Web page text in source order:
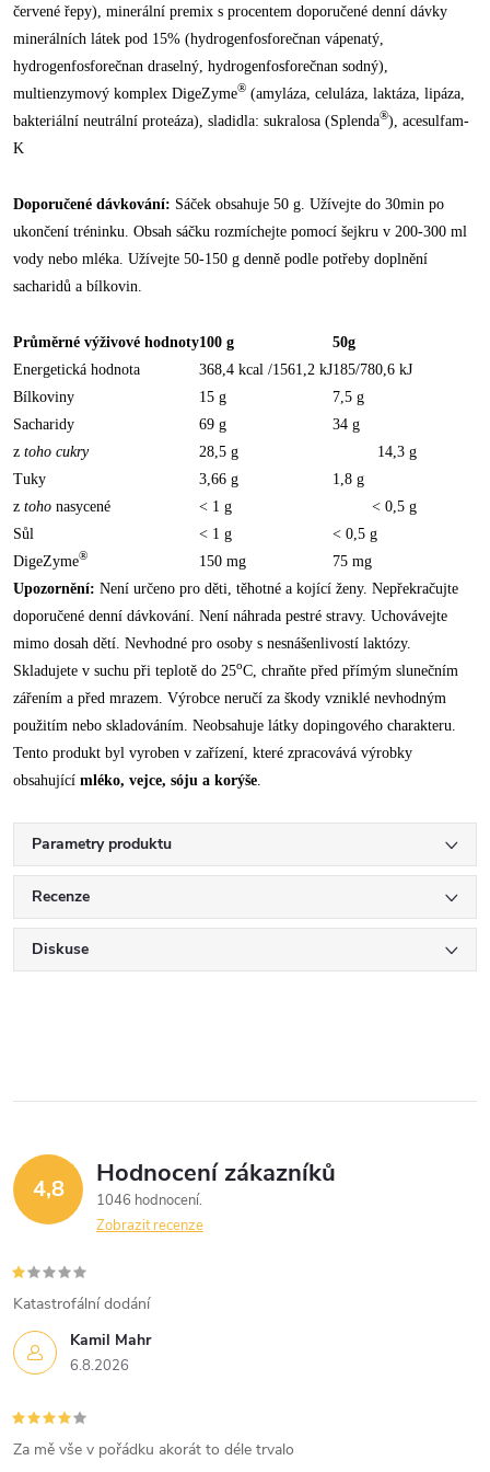
červené řepy), minerální premix s procentem doporučené denní dávky
minerálních látek pod 15% (hydrogenfosforečnan vápenatý,
hydrogenfosforečnan draselný, hydrogenfosforečnan sodný),
multienzymový komplex DigeZyme® (amyláza, celuláza, laktáza, lipáza,
bakteriální neutrální proteáza), sladidla: sukralosa (Splenda®), acesulfam-
K
Doporučené dávkování: Sáček obsahuje 50 g. Užívejte do 30min po
ukončení tréninku. Obsah sáčku rozmíchejte pomocí šejkru v 200-300 ml
vody nebo mléka. Užívejte 50-150 g denně podle potřeby doplnění
sacharidů a bílkovin.
Průměrné výživové hodnoty100 g
50g
Energetická hodnota
368,4 kcal /1561,2 kJ185/780,6 kJ
Bílkoviny
15 g
7,5 g
Sacharidy
69 g
34 g
z toho cukry 28,5 g
14,3 g
Tuky
3,66 g
1,8 g
z toho nasycené < 1 g
< 0,5 g
Sůl
< 1 g
< 0,5 g
DigeZyme® 150 mg
75 mg
Upozornění: Není určeno pro děti, těhotné a kojící ženy. Nepřekračujte
doporučené denní dávkování. Není náhrada pestré stravy. Uchovávejte
mimo dosah dětí. Nevhodné pro osoby s nesnášenlivostí laktózy.
Skladujete v suchu při teplotě do 25oC, chraňte před přímým slunečním
zářením a před mrazem. Výrobce neručí za škody vzniklé nevhodným
použitím nebo skladováním. Neobsahuje látky dopingového charakteru.
Tento produkt byl vyroben v zařízení, které zpracovává výrobky
obsahující mléko, vejce, sóju a korýše
Parametry produktu
Recenze
Diskuse
4,8 Hodnocení zákazníků
1046 hodnocení
Zobrazit recenze
Kamil Mahr
6.8.2026
Katastrofální dodání
Za mě vše v pořádku akorát to déle trvalo